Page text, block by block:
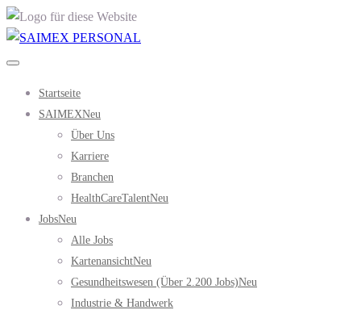
Startseite
SAIMEXNeu
Über Uns
Karriere
Branchen
HealthCareTalentNeu
JobsNeu
Alle Jobs
KartenansichtNeu
Gesundheitswesen (über 2.200 Jobs)Neu
Industrie & Handwerk